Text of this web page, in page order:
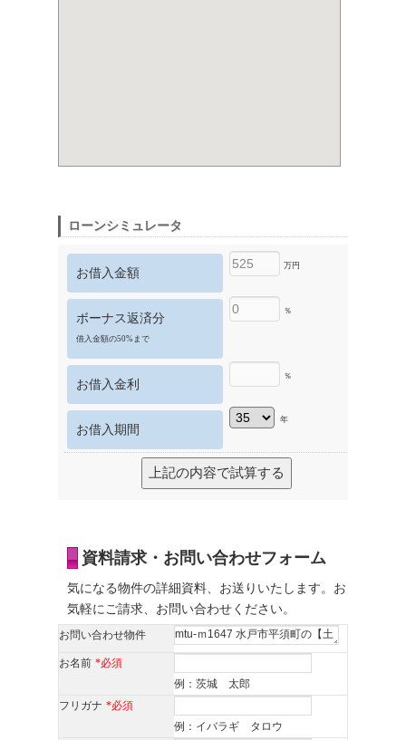
ローンシミュレータ
お借入金額
万円
ボーナス返済分
借入金額の50%まで
％
お借入金利
％
お借入期間
年
資料請求・お問い合わせフォーム
気になる物件の詳細資料、お送りいたします。お
気軽にご請求、お問い合わせください。
お問い合わせ物件
お名前 *必須
例：茨城 太郎
フリガナ *必須
例：イバラギ タロウ